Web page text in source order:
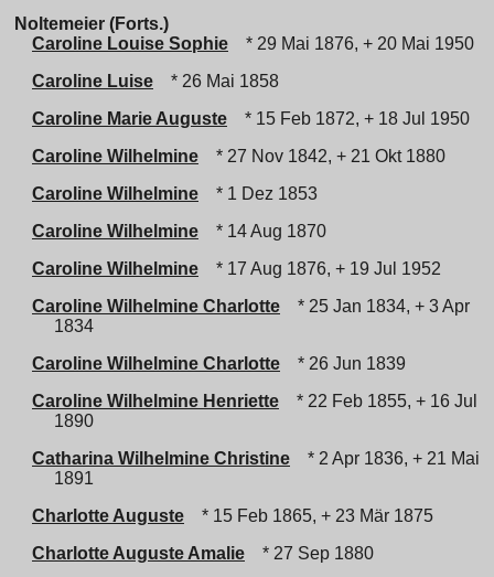
Noltemeier (Forts.)
Caroline Louise Sophie
* 29 Mai 1876, + 20 Mai 1950
Caroline Luise
* 26 Mai 1858
Caroline Marie Auguste
* 15 Feb 1872, + 18 Jul 1950
Caroline Wilhelmine
* 27 Nov 1842, + 21 Okt 1880
Caroline Wilhelmine
* 1 Dez 1853
Caroline Wilhelmine
* 14 Aug 1870
Caroline Wilhelmine
* 17 Aug 1876, + 19 Jul 1952
Caroline Wilhelmine Charlotte
* 25 Jan 1834, + 3 Apr
1834
Caroline Wilhelmine Charlotte
* 26 Jun 1839
Caroline Wilhelmine Henriette
* 22 Feb 1855, + 16 Jul
1890
Catharina Wilhelmine Christine
* 2 Apr 1836, + 21 Mai
1891
Charlotte Auguste
* 15 Feb 1865, + 23 Mär 1875
Charlotte Auguste Amalie
* 27 Sep 1880